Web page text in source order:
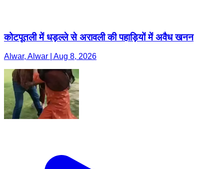
कोटपूतली में धड़ल्ले से अरावली की पहाड़ियों में अवैध खनन
Alwar, Alwar | Aug 8, 2026